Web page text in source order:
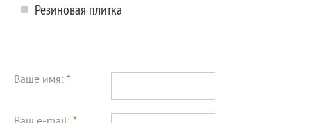
Резиновая плитка
Ваше имя: *